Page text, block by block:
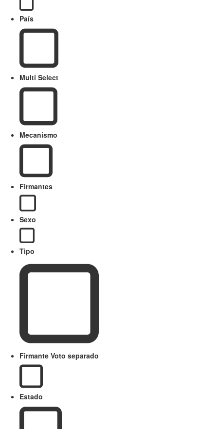
País
Multi Select
Mecanismo
Firmantes
Sexo
Tipo
Firmante Voto separado
Estado